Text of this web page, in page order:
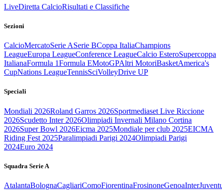
LiveDiretta CalcioRisultati e Classifiche
Sezioni
CalcioMercatoSerie ASerie BCoppa ItaliaChampions
LeagueEuropa LeagueConference LeagueCalcio EsteroSupercoppa
ItalianaFormula 1Formula EMotoGPAltri MotoriBasketAmerica's
CupNations LeagueTennisSciVolleyDrive UP
Speciali
Mondiali 2026Roland Garros 2026Sportmediaset Live Riccione
2026Scudetto Inter 2026Olimpiadi Invernali Milano Cortina
2026Super Bowl 2026Eicma 2025Mondiale per club 2025EICMA
Riding Fest 2025Paralimpiadi Parigi 2024Olimpiadi Parigi
2024Euro 2024
Squadra Serie A
AtalantaBolognaCagliariComoFiorentinaFrosinoneGenoaInter